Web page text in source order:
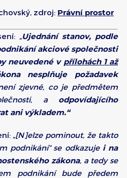
zdroj: Právní prostor
„Ujednání stanov, podle
akciové společnosti
neuvedené v přílohách 1 až
nesplňuje požadavek
zjevné, co je předmětem
a odpovídajícího
ani výkladem.“
„[N]elze pominout, že takto
podnikání“ se odkazuje i na
zákona, a tedy se
podnikání bude předem